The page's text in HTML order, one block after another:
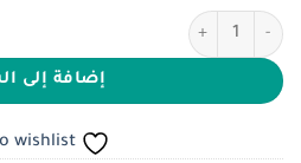
كمية كريب المستقبل كوري
إضافة إلى
wishlist